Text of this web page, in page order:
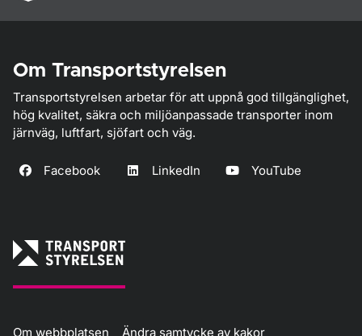
Om Transportstyrelsen
Transportstyrelsen arbetar för att uppnå god tillgänglighet,
hög kvalitet, säkra och miljöanpassade transporter inom
järnväg, luftfart, sjöfart och väg.
Facebook LinkedIn YouTube
Om webbplatsen Ändra samtycke av kakor